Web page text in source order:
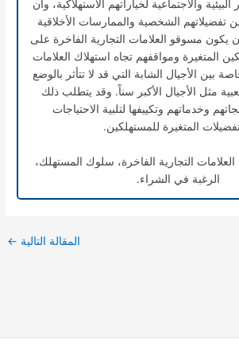
البيئية والاجتماعية لخياراتهم الاستهلاكية، وأن
تفضيلاتهم الشخصية والممارسات الأخلاقية
يكون مسوقو العلامات التجارية الفاخرة على
المتغيرة ومواقفهم تجاه استهلاك العلامات
بين الأجيال الشابة التي قد لا تتأثر بالوضع
مثل الأجيال الأكبر سناً. وقد يتطلب ذلك
وخدماتهم وتكييفها لتلبية الاحتياجات
المتغيرة للمستهلكين.
العلامات التجارية الفاخرة، سلوك المستهلك،
الرغبة في الشراء.
المقالة التالية ←